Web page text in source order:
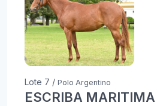
Lote 7 / Polo Argentino
ESCRIBA MARITIMA